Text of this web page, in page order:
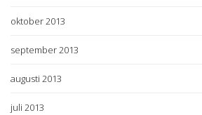
oktober 2013
september 2013
augusti 2013
juli 2013